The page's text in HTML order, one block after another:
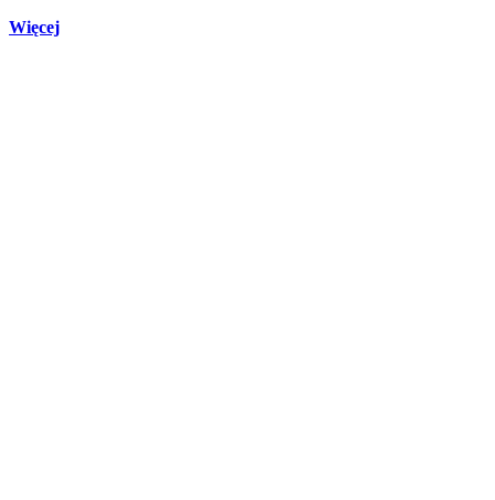
Więcej